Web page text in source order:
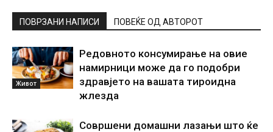
ПОВРЗАНИ НАПИСИ ПОВЕЌЕ ОД АВТОРОТ
Живот
Редовното консумирање на овие
намирници може да го подобри
здравјето на вашата тироидна
жлезда
Совршени домашни лазањи што ќе